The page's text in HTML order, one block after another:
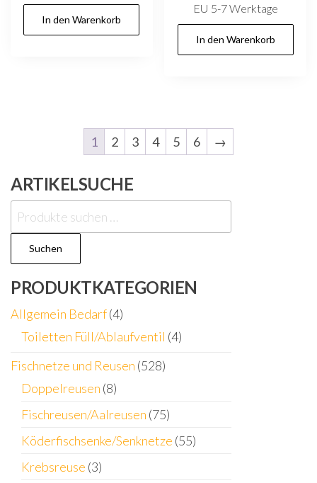
In den Warenkorb
EU 5-7 Werktage
In den Warenkorb
1 2 3 4 5 6 →
ARTIKELSUCHE
Suchen
nach:
Suchen
PRODUKTKATEGORIEN
Allgemein Bedarf(4)
Toiletten Füll/Ablaufventil (4)
Fischnetze und Reusen (528)
Doppelreusen (8)
Fischreusen/Aalreusen (75)
Köderfischsenke/Senknetze (55)
Krebsreuse (3)